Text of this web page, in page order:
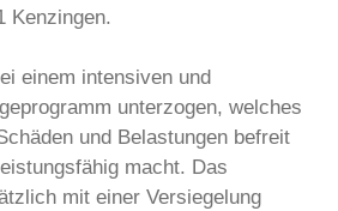
Kenzingen.
einem intensiven und
unterzogen, welches
und Belastungen befreit
macht. Das
mit einer Versiegelung